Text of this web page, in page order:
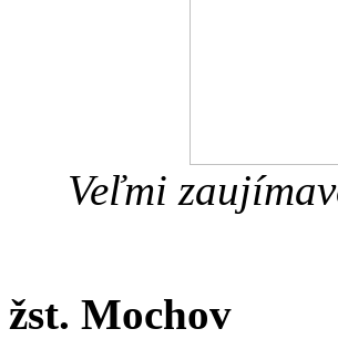
Veľmi
žst. Mochov